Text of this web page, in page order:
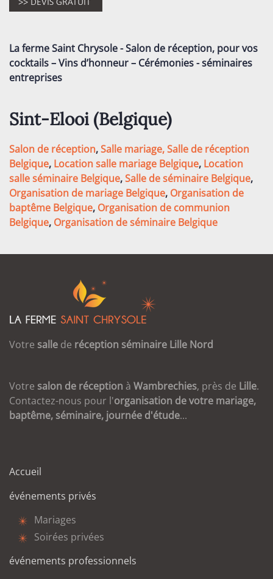
La ferme Saint Chrysole - Salon de réception, pour vos
cocktails – Vins d’honneur – Cérémonies - séminaires
entreprises
Sint-Elooi (Belgique)
Salon de réception,Salle mariage,Salle de réception
Belgique, Location salle mariage Belgique, Location
salle séminaire Belgique,Salle de séminaire Belgique,
Organisation de mariage Belgique, Organisation de
baptême Belgique, Organisation de communion
Belgique, Organisation de séminaire Belgique
Votre salle de réception séminaire Lille Nord
Votre salon de réception à Wambrechies, près de Lille.
Contactez-nous pour l'organisation de votre mariage,
baptême, séminaire, journée d'étude...
Accueil
événements privés
Mariages
Soirées privées
événements professionnels